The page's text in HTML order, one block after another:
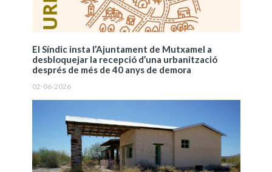
El Síndic insta l’Ajuntament de Mutxamel a
desbloquejar la recepció d’una urbanització
després de més de 40 anys de demora
02-06-2026